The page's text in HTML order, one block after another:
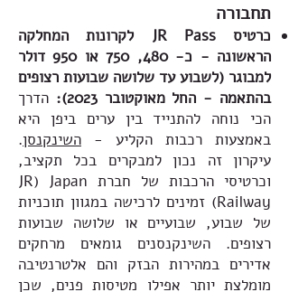
תחבורה
כרטיס JR Pass לקרונות המחלקה
הראשונה - כ- 480, 750 או 950 דולר
למבוגר (לשבוע עד שלושה שבועות רצופים
בהתאמה - החל מאוקטובר 2023):
הדרך
הכי נוחה להתנייד בין ערים ביפן היא
באמצעות רכבות הקליע - השינקנסן.
עיקרון זה נכון למבקרים בכל תקציב,
וכרטיסי הרכבות של חברת JR) Japan
Railway) זמינים לרכישה במגוון תוכניות
של שבוע, שבועיים או שלושה שבועות
רצופים. השינקנסנים גומאים מרחקים
אדירים במהירות הבזק והם אלטרנטיבה
מומלצת יותר אפילו מטיסות פנים, שכן